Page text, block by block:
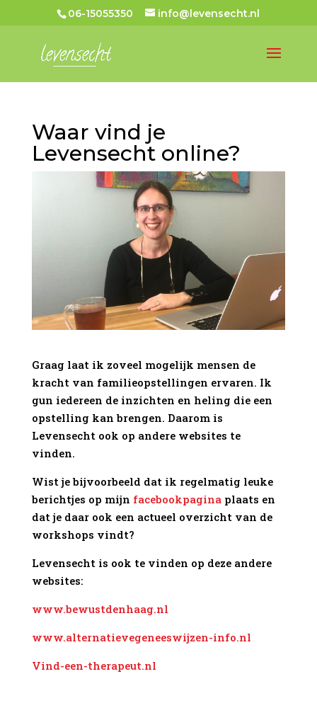
06-15055350 info@levensecht.nl
Waar vind je
Levensecht online?
Graag laat ik zoveel mogelijk mensen de
kracht van familieopstellingen ervaren. Ik
gun iedereen de inzichten en heling die een
opstelling kan brengen. Daarom is
Levensecht ook op andere websites te
vinden.
Wist je bijvoorbeeld dat ik regelmatig leuke
berichtjes op mijn facebookpaginaplaats en
dat je daar ook een actueel overzicht van de
workshops vindt?
Levensecht is ook te vinden op deze andere
websites:
www.bewustdenhaag.nl
www.alternatievegeneeswijzen-info.nl
Vind-een-therapeut.nl